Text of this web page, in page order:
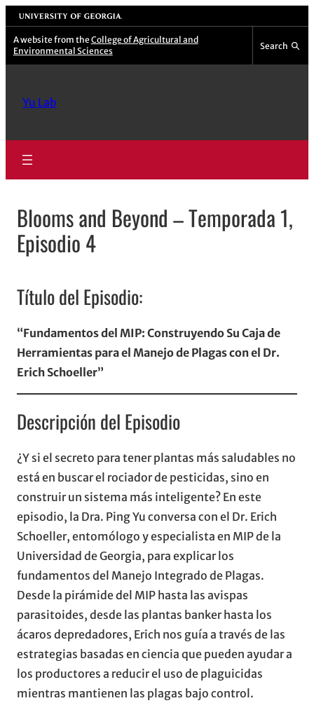
Skip
to
content
University of Georgia
A website from the College of Agricultural and
Environmental Sciences
Search
Yu Lab
Blooms and Beyond – Temporada 1,
Episodio 4
Título del Episodio:
“Fundamentos del MIP: Construyendo Su Caja de
Herramientas para el Manejo de Plagas con el Dr.
Erich Schoeller”
Descripción del Episodio
¿Y si el secreto para tener plantas más saludables no
está en buscar el rociador de pesticidas, sino en
construir un sistema más inteligente? En este
episodio, la Dra. Ping Yu conversa con el Dr. Erich
Schoeller, entomólogo y especialista en MIP de la
Universidad de Georgia, para explicar los
fundamentos del Manejo Integrado de Plagas.
Desde la pirámide del MIP hasta las avispas
parasitoides, desde las plantas banker hasta los
ácaros depredadores, Erich nos guía a través de las
estrategias basadas en ciencia que pueden ayudar a
los productores a reducir el uso de plaguicidas
mientras mantienen las plagas bajo control.